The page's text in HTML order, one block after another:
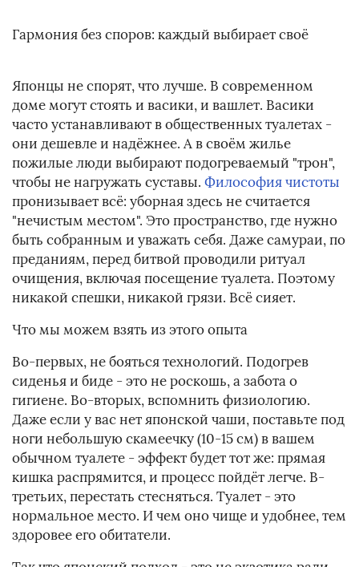
Гармония без споров: каждый выбирает своё
Японцы не спорят, что лучше. В современном
доме могут стоять и васики, и вашлет. Васики
часто устанавливают в общественных туалетах -
они дешевле и надёжнее. А в своём жилье
пожилые люди выбирают подогреваемый "трон",
чтобы не нагружать суставы. Философия чистоты
пронизывает всё: уборная здесь не считается
"нечистым местом". Это пространство, где нужно
быть собранным и уважать себя. Даже самураи, по
преданиям, перед битвой проводили ритуал
очищения, включая посещение туалета. Поэтому
никакой спешки, никакой грязи. Всё сияет.
Что мы можем взять из этого опыта
Во-первых, не бояться технологий. Подогрев
сиденья и биде - это не роскошь, а забота о
гигиене. Во-вторых, вспомнить физиологию.
Даже если у вас нет японской чаши, поставьте под
ноги небольшую скамеечку (10-15 см) в вашем
обычном туалете - эффект будет тот же: прямая
кишка распрямится, и процесс пойдёт легче. В-
третьих, перестать стесняться. Туалет - это
нормальное место. И чем оно чище и удобнее, тем
здоровее его обитатели.